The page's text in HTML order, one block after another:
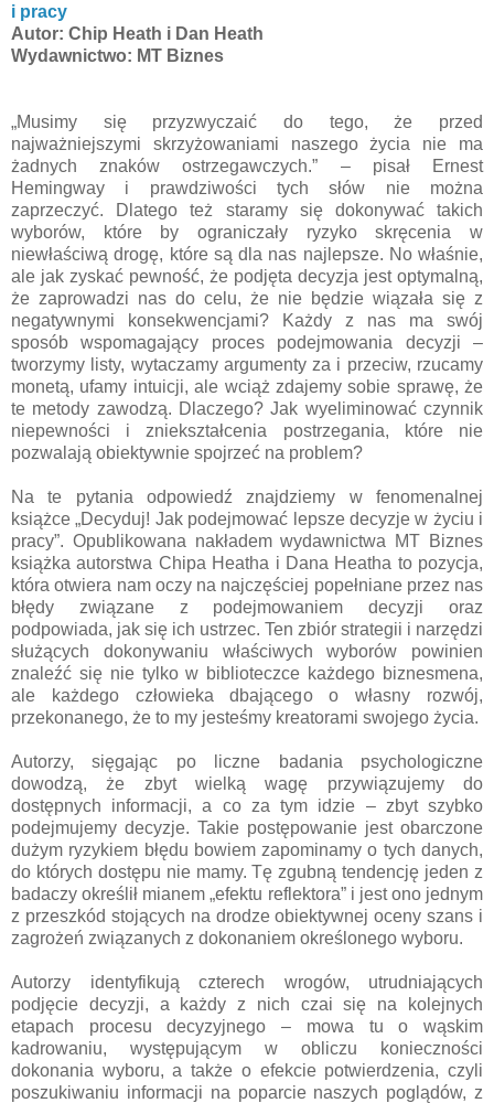
i pracy
Autor: Chip Heath i Dan Heath
Wydawnictwo: MT Biznes
„Musimy się przyzwyczaić do tego, że przed
najważniejszymi skrzyżowaniami naszego życia nie ma
żadnych znaków ostrzegawczych.” – pisał Ernest
Hemingway i prawdziwości tych słów nie można
zaprzeczyć. Dlatego też staramy się dokonywać takich
wyborów, które by ograniczały ryzyko skręcenia w
niewłaściwą drogę, które są dla nas najlepsze. No właśnie,
ale jak zyskać pewność, że podjęta decyzja jest optymalną,
że zaprowadzi nas do celu, że nie będzie wiązała się z
negatywnymi konsekwencjami? Każdy z nas ma swój
sposób wspomagający proces podejmowania decyzji –
tworzymy listy, wytaczamy argumenty za i przeciw, rzucamy
monetą, ufamy intuicji, ale wciąż zdajemy sobie sprawę, że
te metody zawodzą. Dlaczego? Jak wyeliminować czynnik
niepewności i zniekształcenia postrzegania, które nie
pozwalają obiektywnie spojrzeć na problem?
Na te pytania odpowiedź znajdziemy w fenomenalnej
książce „Decyduj! Jak podejmować lepsze decyzje w życiu i
pracy”. Opublikowana nakładem wydawnictwa MT Biznes
książka autorstwa Chipa Heatha i Dana Heatha to pozycja,
która otwiera nam oczy na najczęściej popełniane przez nas
błędy związane z podejmowaniem decyzji oraz
podpowiada, jak się ich ustrzec. Ten zbiór strategii i narzędzi
służących dokonywaniu właściwych wyborów powinien
znaleźć się nie tylko w biblioteczce każdego biznesmena,
ale każdego człowieka dbającego o własny rozwój,
przekonanego, że to my jesteśmy kreatorami swojego życia.
Autorzy, sięgając po liczne badania psychologiczne
dowodzą, że zbyt wielką wagę przywiązujemy do
dostępnych informacji, a co za tym idzie – zbyt szybko
podejmujemy decyzje. Takie postępowanie jest obarczone
dużym ryzykiem błędu bowiem zapominamy o tych danych,
do których dostępu nie mamy. Tę zgubną tendencję jeden z
badaczy określił mianem „efektu reflektora” i jest ono jednym
z przeszkód stojących na drodze obiektywnej oceny szans i
zagrożeń związanych z dokonaniem określonego wyboru.
Autorzy identyfikują czterech wrogów, utrudniających
podjęcie decyzji, a każdy z nich czai się na kolejnych
etapach procesu decyzyjnego – mowa tu o wąskim
kadrowaniu, występującym w obliczu konieczności
dokonania wyboru, a także o efekcie potwierdzenia, czyli
poszukiwaniu informacji na poparcie naszych poglądów, z